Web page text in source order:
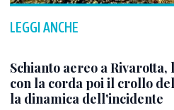
LEGGI ANCHE
Schianto aereo a Rivarotta,
con la corda poi il crollo
la dinamica dell'incidente